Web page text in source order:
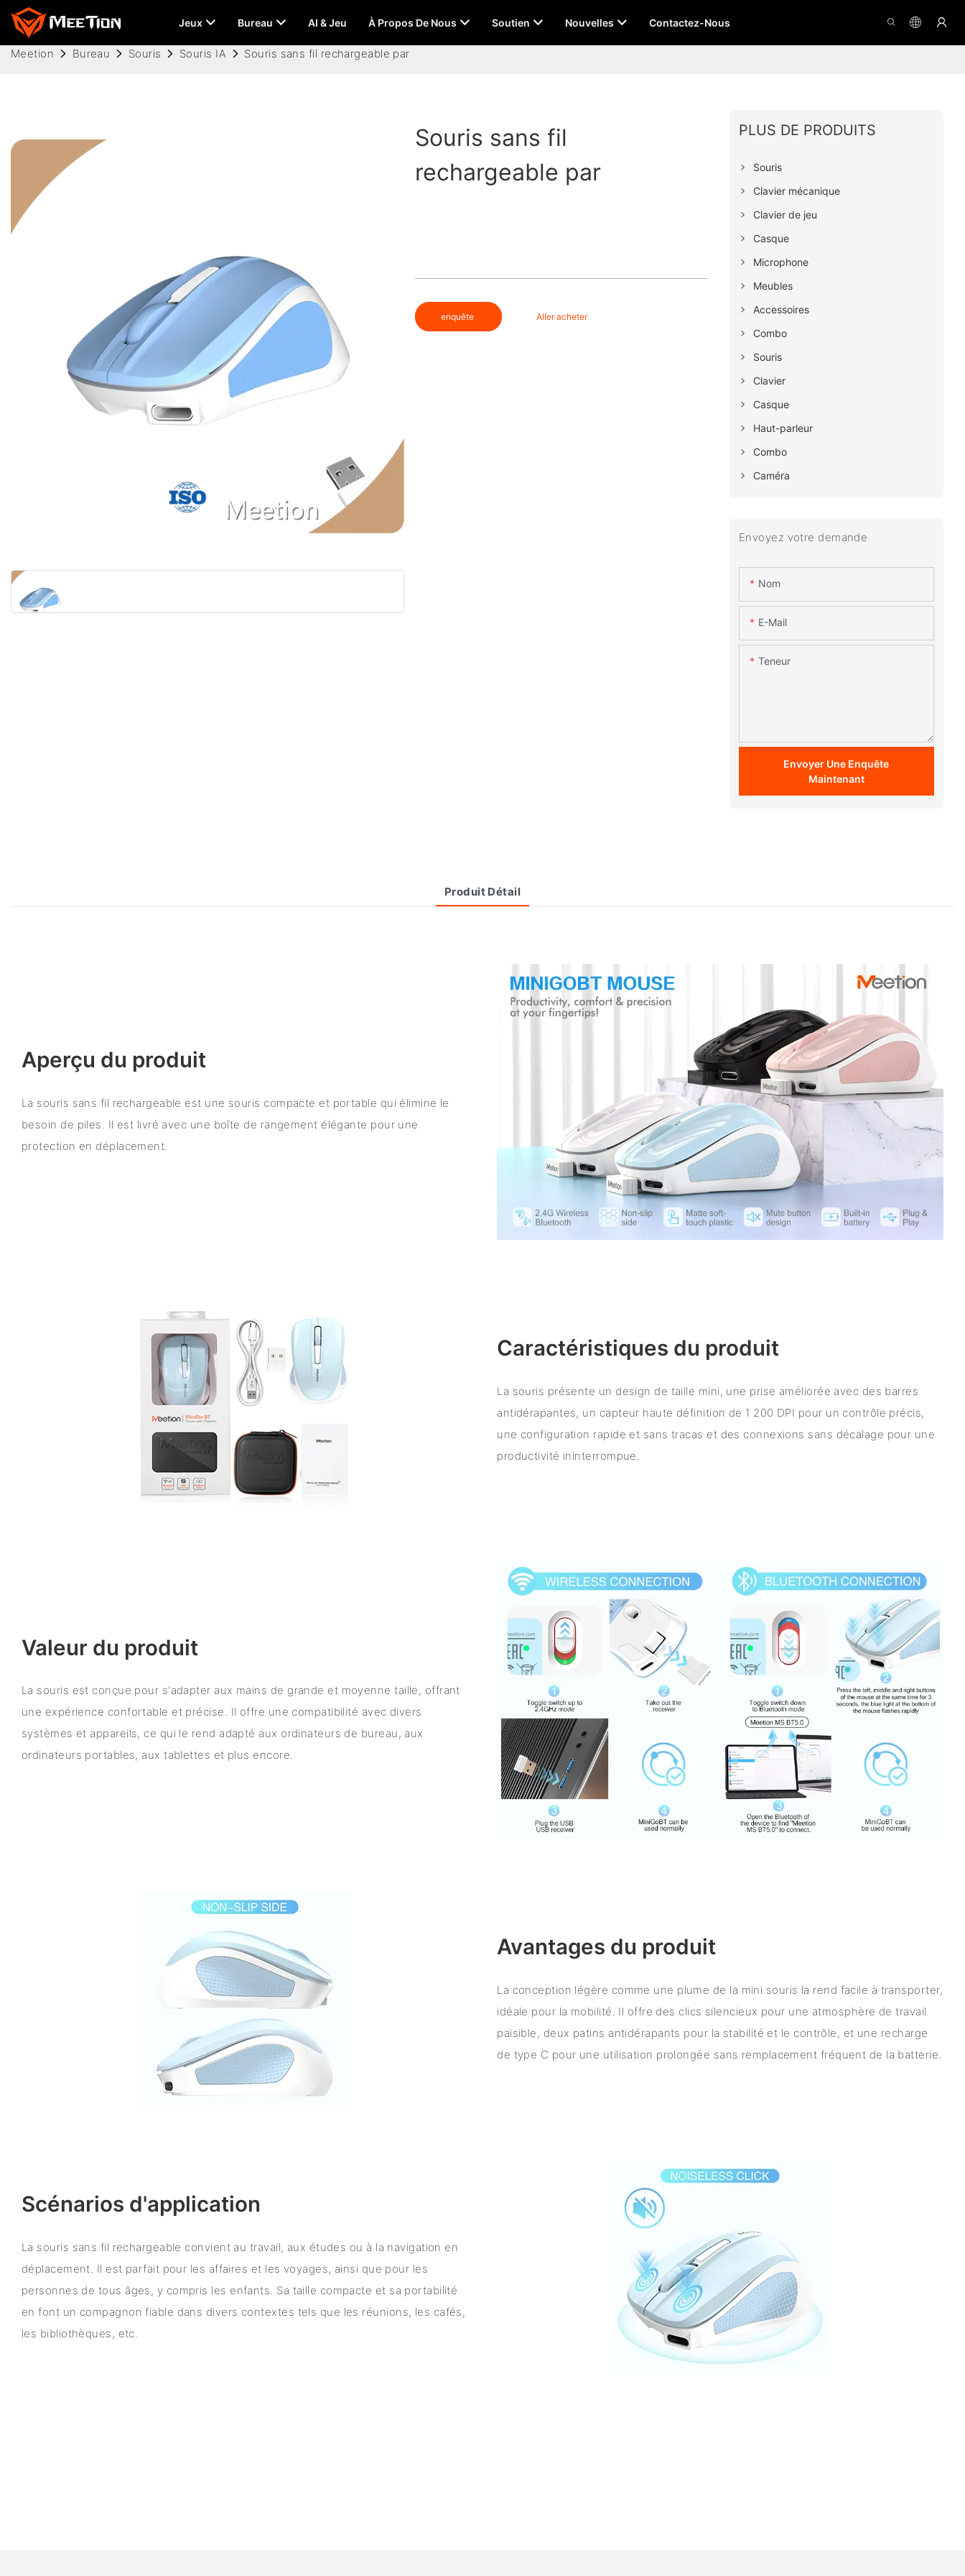
Jeux Bureau AI & Jeu À Propos De Nous Soutien Nouvelles Contactez-Nous
Meetion Bureau Souris Souris IA Souris sans fil rechargeable par
Souris sans fil
rechargeable par
enquête Aller acheter
PLUS DE PRODUITS
Souris
Clavier mécanique
Clavier de jeu
Casque
Microphone
Meubles
Accessoires
Combo
Souris
Clavier
Casque
Haut-parleur
Combo
Caméra
Envoyez votre demande
Nom
E-Mail
Teneur
Envoyer Une Enquête
Maintenant
Produit Détail
Aperçu du produit
La souris sans fil rechargeable est une souris compacte et portable qui élimine le
besoin de piles. Il est livré avec une boîte de rangement élégante pour une
protection en déplacement.
Caractéristiques du produit
La souris présente un design de taille mini, une prise améliorée avec des barres
antidérapantes, un capteur haute définition de 1 200 DPI pour un contrôle précis,
une configuration rapide et sans tracas et des connexions sans décalage pour une
productivité ininterrompue.
Valeur du produit
La souris est conçue pour s'adapter aux mains de grande et moyenne taille, offrant
une expérience confortable et précise. Il offre une compatibilité avec divers
systèmes et appareils, ce qui le rend adapté aux ordinateurs de bureau, aux
ordinateurs portables, aux tablettes et plus encore.
Avantages du produit
La conception légère comme une plume de la mini souris la rend facile à transporter,
idéale pour la mobilité. Il offre des clics silencieux pour une atmosphère de travail
paisible, deux patins antidérapants pour la stabilité et le contrôle, et une recharge
de type C pour une utilisation prolongée sans remplacement fréquent de la batterie.
Scénarios d'application
La souris sans fil rechargeable convient au travail, aux études ou à la navigation en
déplacement. Il est parfait pour les affaires et les voyages, ainsi que pour les
personnes de tous âges, y compris les enfants. Sa taille compacte et sa portabilité
en font un compagnon fiable dans divers contextes tels que les réunions, les cafés,
les bibliothèques, etc.